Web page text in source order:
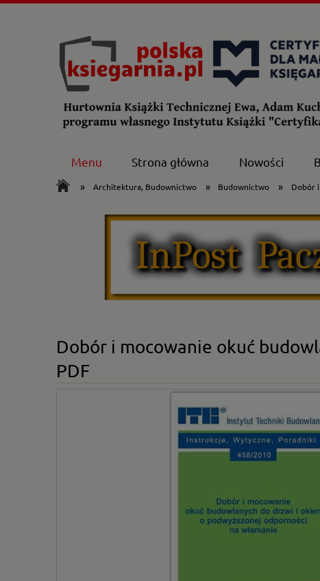
Menu Strona główna Nowości
» Architektura, Budownictwo » Budownictwo » Dobór
Dobór i mocowanie okuć
PDF